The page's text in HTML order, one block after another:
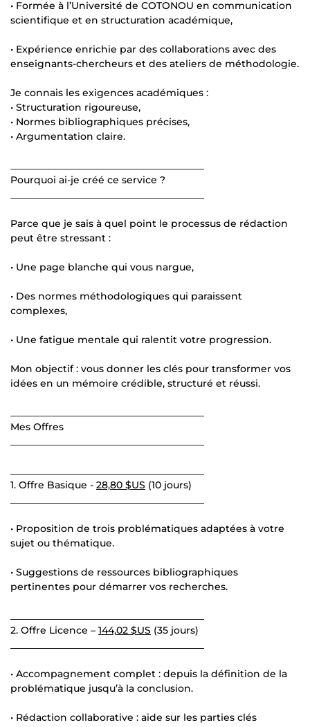
• Formée à l’Université de COTONOU en communication
scientifique et en structuration académique,
• Expérience enrichie par des collaborations avec des
enseignants-chercheurs et des ateliers de méthodologie.
Je connais les exigences académiques :
• Structuration rigoureuse,
• Normes bibliographiques précises,
• Argumentation claire.
Pourquoi ai-je créé ce service ?
Parce que je sais à quel point le processus de rédaction
peut être stressant :
• Une page blanche qui vous nargue,
• Des normes méthodologiques qui paraissent
complexes,
• Une fatigue mentale qui ralentit votre progression.
Mon objectif : vous donner les clés pour transformer vos
idées en un mémoire crédible, structuré et réussi.
Mes Offres
1. Offre Basique - 28,80 $US (10 jours)
• Proposition de trois problématiques adaptées à votre
sujet ou thématique.
• Suggestions de ressources bibliographiques
pertinentes pour démarrer vos recherches.
2. Offre Licence – 144,02 $US (35 jours)
• Accompagnement complet : depuis la définition de la
problématique jusqu’à la conclusion.
• Rédaction collaborative : aide sur les parties clés